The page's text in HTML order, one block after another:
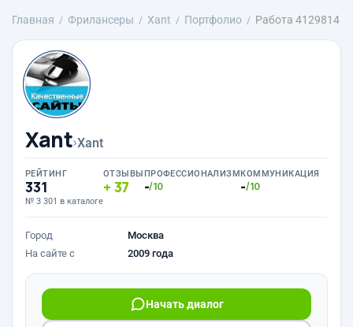
Главная Фрилансеры Xant Портфолио Работа 4129814
Xant›Xant
РЕЙТИНГ
331
№ 3 301 в каталоге
ОТЗЫВЫ
37
ПРОФЕССИОНАЛИЗМ
-/10
КОММУНИКАЦИЯ
-/10
Город
Москва
На сайте с
2009 года
Начать диалог